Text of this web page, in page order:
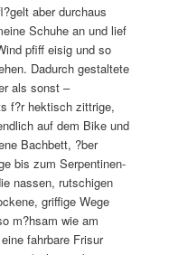
aber durchaus
Schuhe an und lief
pfiff eisig und so
Dadurch gestaltete
als sonst –
f?r hektisch zittrige,
auf dem Bike und
Bachbett, ?ber
bis zum Serpentinen-
nassen, rutschigen
griffige Wege
m?hsam wie am
fahrbare Frisur